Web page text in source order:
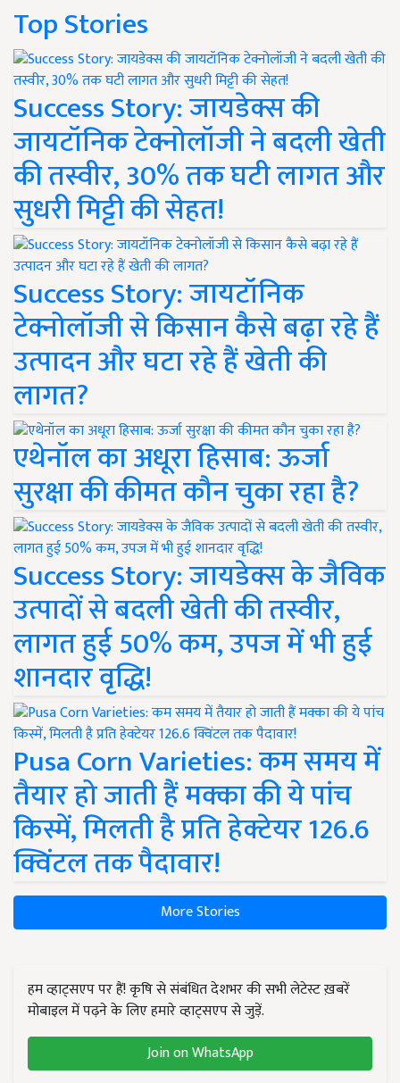
Top Stories
Success Story: जायडेक्स की
जायटॉनिक टेक्नोलॉजी ने बदली खेती
की तस्वीर, 30% तक घटी लागत और
सुधरी मिट्टी की सेहत!
Success Story: जायटॉनिक
टेक्नोलॉजी से किसान कैसे बढ़ा रहे हैं
उत्पादन और घटा रहे हैं खेती की
लागत?
एथेनॉल का अधूरा हिसाब: ऊर्जा
सुरक्षा की कीमत कौन चुका रहा है?
Success Story: जायडेक्स के जैविक
उत्पादों से बदली खेती की तस्वीर,
लागत हुई 50% कम, उपज में भी हुई
शानदार वृद्धि!
Pusa Corn Varieties: कम समय में
तैयार हो जाती हैं मक्का की ये पांच
किस्में, मिलती है प्रति हेक्टेयर 126.6
क्विंटल तक पैदावार!
More Stories
हम व्हाट्सएप पर हैं! कृषि से संबंधित देशभर की सभी लेटेस्ट ख़बरें
मोबाइल में पढ़ने के लिए हमारे व्हाट्सएप से जुड़ें.
Join on WhatsApp